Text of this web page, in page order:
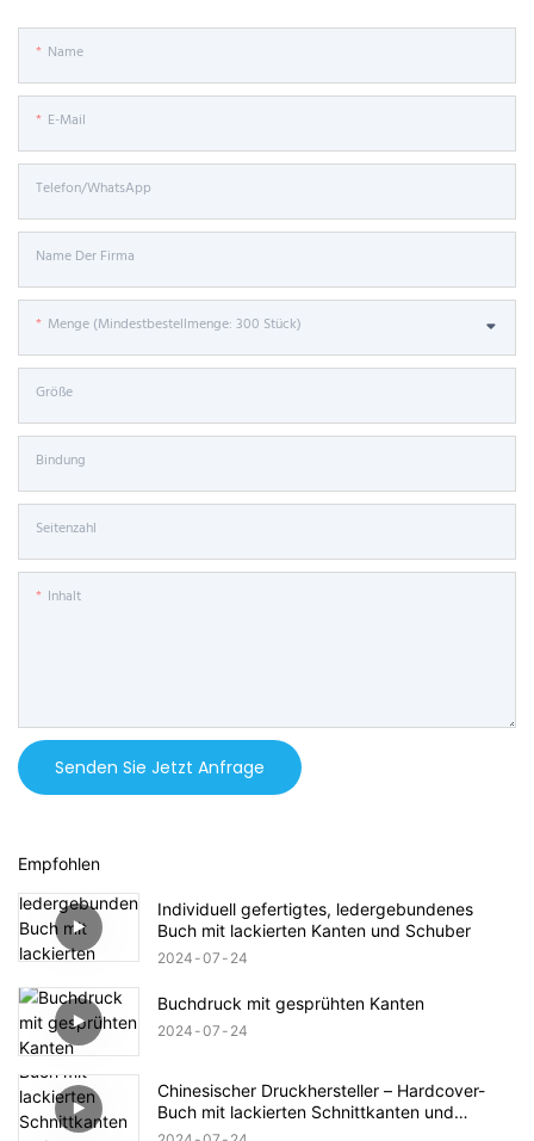
Name
E-Mail
Telefon/WhatsApp
Name Der Firma
Menge (Mindestbestellmenge: 300 Stück)
Größe
Bindung
Seitenzahl
Inhalt
Senden Sie Jetzt Anfrage
Empfohlen
Individuell gefertigtes, ledergebundenes
Buch mit lackierten Kanten und Schuber
2024 07 24
Buchdruck mit gesprühten Kanten
2024 07 24
Chinesischer Druckhersteller – Hardcover-
Buch mit lackierten Schnittkanten und
Folienprägung auf dem Schutzumschlag